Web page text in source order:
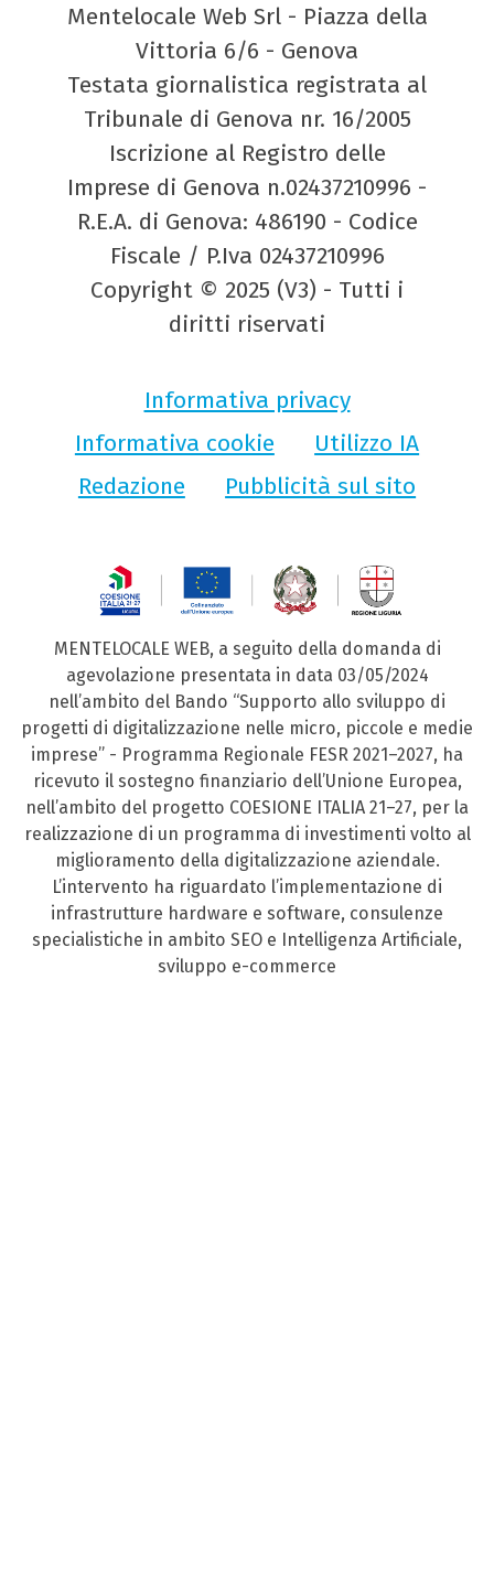
Mentelocale Web Srl - Piazza della
Vittoria 6/6 - Genova
Testata giornalistica registrata al
Tribunale di Genova nr. 16/2005
Iscrizione al Registro delle
Imprese di Genova n.02437210996 -
R.E.A. di Genova: 486190 - Codice
Fiscale / P.Iva 02437210996
Copyright © 2025 (V3) - Tutti i
diritti riservati
Informativa privacy
Informativa cookie
Utilizzo IA
Redazione
Pubblicità sul sito
MENTELOCALE WEB, a seguito della domanda di
agevolazione presentata in data 03/05/2024
nell’ambito del Bando “Supporto allo sviluppo di
progetti di digitalizzazione nelle micro, piccole e medie
imprese” - Programma Regionale FESR 2021–2027, ha
ricevuto il sostegno finanziario dell’Unione Europea,
nell’ambito del progetto COESIONE ITALIA 21–27, per la
realizzazione di un programma di investimenti volto al
miglioramento della digitalizzazione aziendale.
L’intervento ha riguardato l’implementazione di
infrastrutture hardware e software, consulenze
specialistiche in ambito SEO e Intelligenza Artificiale,
sviluppo e-commerce